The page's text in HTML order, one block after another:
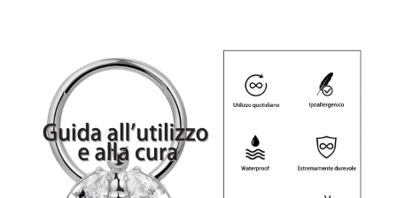
Iscriviti alla nostra newsletter e ottieni uno
sconto del 10%
Rimani aggiornato sulle novità e sulle promozioni iscrivendoti
alla nostra newsletter.